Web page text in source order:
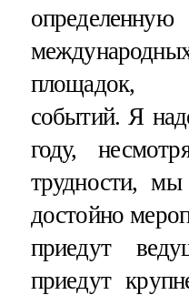
площадок,
событий. Я
году,
трудности,
достойно
приедут
приедут